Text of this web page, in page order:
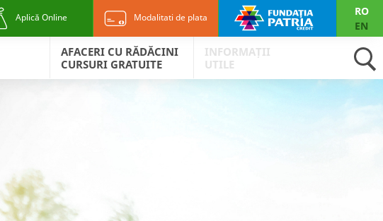
Aplică Online Modalitati de plata
RO
EN
AFACERI CU RĂDĂCINI
CURSURI GRATUITE
INFORMAȚII
UTILE